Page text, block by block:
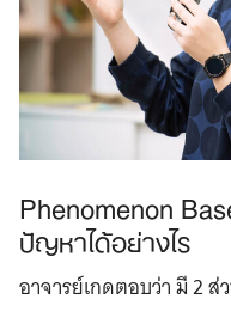
Phenomenon
ปัญหาได้อย่างไร
อาจารย์เกดตอบว่า มี 2 ส่